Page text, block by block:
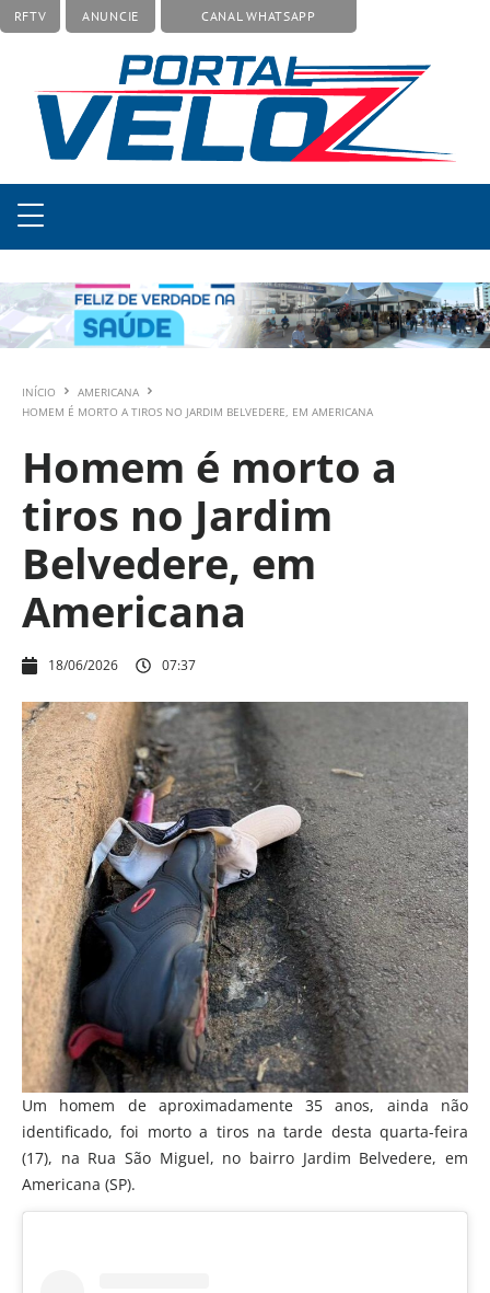
RFTV ANUNCIE CANAL WHATSAPP
INÍCIO
AMERICANA
HOMEM É MORTO A TIROS NO JARDIM BELVEDERE, EM AMERICANA
Homem é morto a
tiros no Jardim
Belvedere, em
Americana
18/06/2026 07:37
Um homem de aproximadamente 35 anos, ainda não
identificado, foi morto a tiros na tarde desta quarta-feira
(17), na Rua São Miguel, no bairro Jardim Belvedere, em
Americana (SP).